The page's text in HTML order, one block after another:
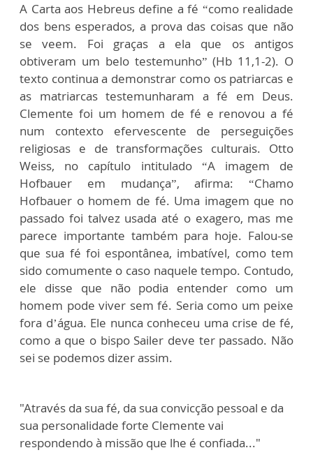
A Carta aos Hebreus define a fé “como realidade
dos bens esperados, a prova das coisas que não
se veem. Foi graças a ela que os antigos
obtiveram um belo testemunho” (Hb 11,1-2). O
texto continua a demonstrar como os patriarcas e
as matriarcas testemunharam a fé em Deus.
Clemente foi um homem de fé e renovou a fé
num contexto efervescente de perseguições
religiosas e de transformações culturais. Otto
Weiss, no capítulo intitulado “A imagem de
Hofbauer em mudança”, afirma: “Chamo
Hofbauer o homem de fé. Uma imagem que no
passado foi talvez usada até o exagero, mas me
parece importante também para hoje. Falou-se
que sua fé foi espontânea, imbatível, como tem
sido comumente o caso naquele tempo. Contudo,
ele disse que não podia entender como um
homem pode viver sem fé. Seria como um peixe
fora d’água. Ele nunca conheceu uma crise de fé,
como a que o bispo Sailer deve ter passado. Não
sei se podemos dizer assim.
"Através da sua fé, da sua convicção pessoal e da
sua personalidade forte Clemente vai
respondendo à missão que lhe é confiada..."